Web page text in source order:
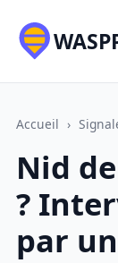
Accueil ›
Nid
?
par